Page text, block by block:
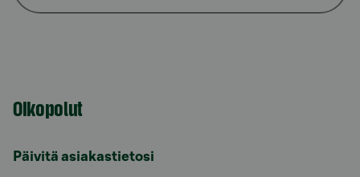
Oikopolut
Päivitä asiakastietosi